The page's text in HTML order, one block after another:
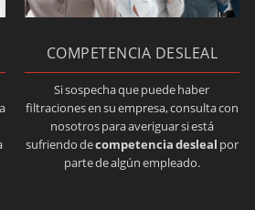
COMPETENCIA DESLEAL
Si sospecha que puede haber
filtraciones en su empresa, consulta con
nosotros para averiguar si está
sufriendo decompetencia desleal por
parte de algún empleado.